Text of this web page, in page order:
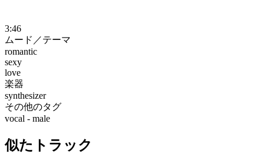
3:46
ムード／テーマ
romantic
sexy
love
楽器
synthesizer
その他のタグ
vocal - male
似たトラック